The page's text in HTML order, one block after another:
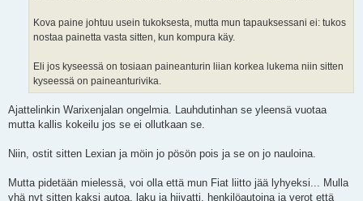
Kova paine johtuu usein tukoksesta, mutta mun tapauksessani ei: tukos
nostaa painetta vasta sitten, kun kompura käy.
Eli jos kyseessä on tosiaan paineanturin liian korkea lukema niin sitten
kyseessä on paineanturivika.
Ajattelinkin Warixenjalan ongelmia. Lauhdutinhan se yleensä vuotaa
mutta kallis kokeilu jos se ei ollutkaan se.
Niin, ostit sitten Lexian ja möin jo pösön pois ja se on jo nauloina.
Mutta pidetään mielessä, voi olla että mun Fiat liitto jää lyhyeksi... Mulla
yhä nyt sitten kaksi autoa, laku ja hiivatti, henkilöautoina ja verot että